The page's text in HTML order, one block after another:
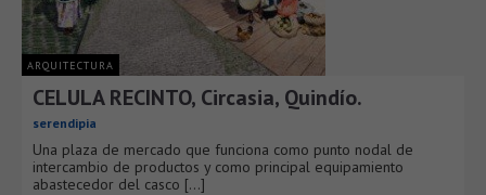
ARQUITECTURA
CELULA RECINTO, Circasia, Quindío.
serendipia
Una plaza de mercado que funciona como punto nodal de
intercambio de productos y como principal equipamiento
abastecedor del casco [...]